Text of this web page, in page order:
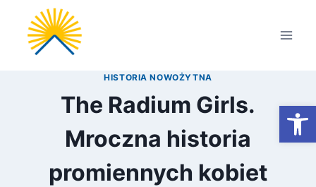
Przejdź
treści
HISTORIA NOWOŻYTNA
The Radium Girls.
Mroczna historia
promiennych kobiet